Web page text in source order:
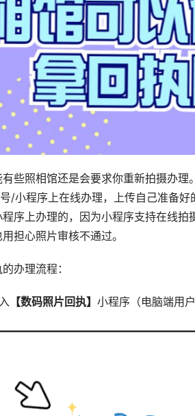
些照相馆还是会要求你重新拍摄办
/小程序上在线办理，上传自己准备
序上办理的，因为小程序支持在线
担心照片审核不通过。
办理流程：
【数码照片回执】 小程序（电脑端用